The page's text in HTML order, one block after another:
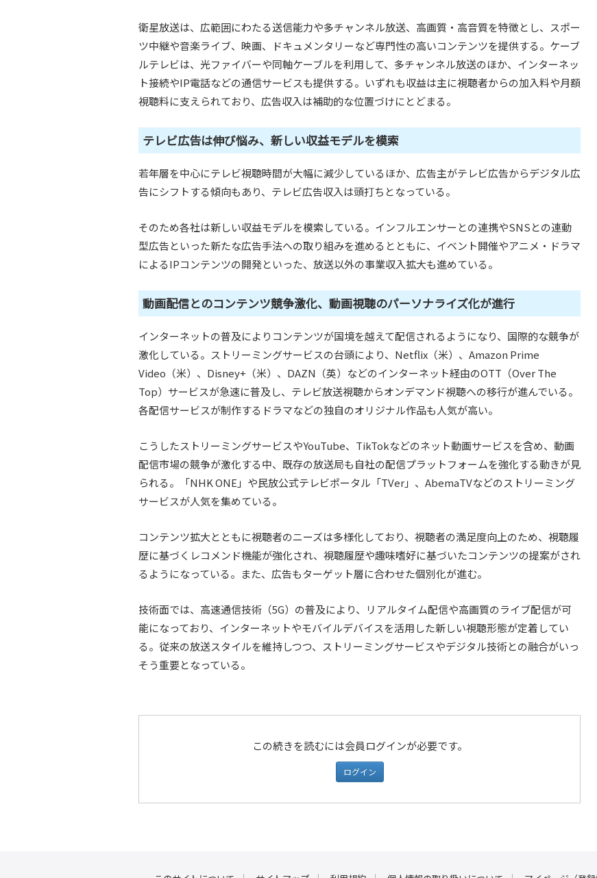
衛星放送は、広範囲にわたる送信能力や多チャンネル放送、高画質・高音質を特徴とし、スポー
ツ中継や音楽ライブ、映画、ドキュメンタリーなど専門性の高いコンテンツを提供する。ケーブ
ルテレビは、光ファイバーや同軸ケーブルを利用して、多チャンネル放送のほか、インターネッ
ト接続やIP電話などの通信サービスも提供する。いずれも収益は主に視聴者からの加入料や月額
視聴料に支えられており、広告収入は補助的な位置づけにとどまる。
テレビ広告は伸び悩み、新しい収益モデルを模索
若年層を中心にテレビ視聴時間が大幅に減少しているほか、広告主がテレビ広告からデジタル広
告にシフトする傾向もあり、テレビ広告収入は頭打ちとなっている。
そのため各社は新しい収益モデルを模索している。インフルエンサーとの連携やSNSとの連動
型広告といった新たな広告手法への取り組みを進めるとともに、イベント開催やアニメ・ドラマ
によるIPコンテンツの開発といった、放送以外の事業収入拡大も進めている。
動画配信とのコンテンツ競争激化、動画視聴のパーソナライズ化が進行
インターネットの普及によりコンテンツが国境を越えて配信されるようになり、国際的な競争が
激化している。ストリーミングサービスの台頭により、Netflix（米）、Amazon Prime
Video（米）、Disney+（米）、DAZN（英）などのインターネット経由のOTT（Over The
Top）サービスが急速に普及し、テレビ放送視聴からオンデマンド視聴への移行が進んでいる。
各配信サービスが制作するドラマなどの独自のオリジナル作品も人気が高い。
こうしたストリーミングサービスやYouTube、TikTokなどのネット動画サービスを含め、動画
配信市場の競争が激化する中、既存の放送局も自社の配信プラットフォームを強化する動きが見
られる。「NHK ONE」や民放公式テレビポータル「TVer」、AbemaTVなどのストリーミング
サービスが人気を集めている。
コンテンツ拡大とともに視聴者のニーズは多様化しており、視聴者の満足度向上のため、視聴履
歴に基づくレコメンド機能が強化され、視聴履歴や趣味嗜好に基づいたコンテンツの提案がされ
るようになっている。また、広告もターゲット層に合わせた個別化が進む。
技術面では、高速通信技術（5G）の普及により、リアルタイム配信や高画質のライブ配信が可
能になっており、インターネットやモバイルデバイスを活用した新しい視聴形態が定着してい
る。従来の放送スタイルを維持しつつ、ストリーミングサービスやデジタル技術との融合がいっ
そう重要となっている。
この続きを読むには会員ログインが必要です。
ログイン